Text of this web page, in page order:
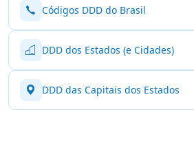
Códigos DDD do Brasil
DDD dos Estados (e Cidades)
DDD das Capitais dos Estados